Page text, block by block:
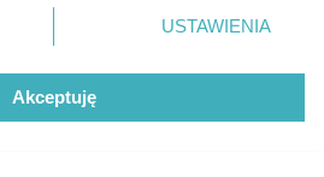
przycisk ustawień prywatności
dolnym rogu strony
. Niektóre
prawo sprzeciwić się takiemu
będą miały zastosowania tylko
USTAWIENIA
Akceptuję